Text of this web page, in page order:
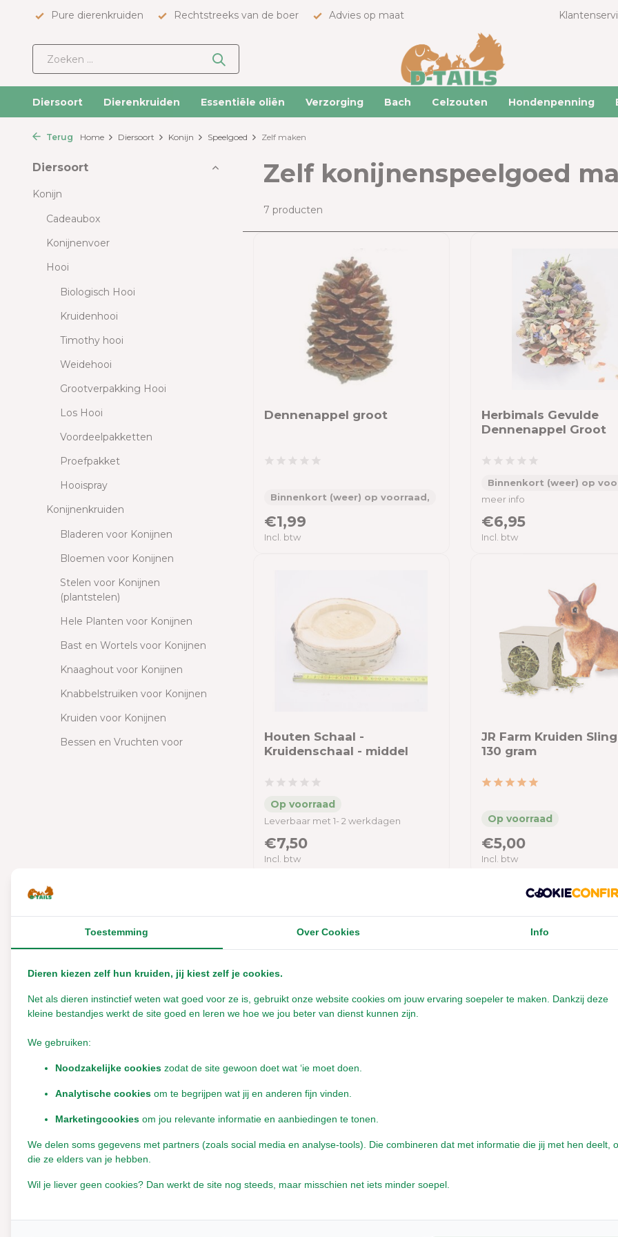
Pure dierenkruiden Rechtstreeks van de boer Advies op maat
Diersoort Dierenkruiden Essentiële oliën Verzorging Bach Celzouten Hondenpenning
Terug Home Diersoort Konijn Speelgoed Zelf maken
Diersoort
Konijn
Cadeaubox
Konijnenvoer
Hooi
Biologisch Hooi
Kruidenhooi
Timothy hooi
Weidehooi
Grootverpakking Hooi
Los Hooi
Voordeelpakketten
Proefpakket
Hooispray
Konijnenkruiden
Bladeren voor Konijnen
Bloemen voor Konijnen
Stelen voor Konijnen
(plantstelen)
Hele Planten voor Konijnen
Bast en Wortels voor Konijnen
Knaaghout voor Konijnen
Knabbelstruiken voor Konijnen
Kruiden voor Konijnen
Bessen en Vruchten voor
Kruidenpakketten voor Konijnen
Verse (levende) Planten voor
Fijngesneden Kruiden voor
Konijnentuin (Zaden)
Graszaad voor Konijnen
Kruidenzaden voor Konijnen
Bloemenzaden voor Konijnen
Konijnen Snoepjes
Knaaghout konijn
Zelf konijnenspeelgoed
7 producten
Dennenappel groot
Binnenkort (weer) op voorraad,
€1,99
Incl. btw
Herbimals Gevulde
Dennenappel Groot
Binnenkort (weer) op
meer info
€6,95
Incl. btw
Houten Schaal -
Kruidenschaal - middel
Leverbaar met 1- 2 werkdagen
€7,50
Incl. btw
JR Farm Kruiden
130 gram
€5,00
Incl. btw
Groot
Leverbaar met 1- 2 werkdagen
Incl. btw
Toestemming Over Cookies Info
Dieren kiezen zelf hun kruiden, jij kiest zelf je cookies.
Net als dieren instinctief weten wat goed voor ze is, gebruikt onze website cookies om jouw ervaring soepeler te maken. Dankzij deze
kleine bestandjes werkt de site goed en leren we hoe we jou beter van dienst kunnen zijn.
We gebruiken:
Noodzakelijke cookies zodat de site gewoon doet wat ‘ie moet doen.
Analytische cookies om te begrijpen wat jij en anderen fijn vinden.
Marketingcookies om jou relevante informatie en aanbiedingen te tonen.
We delen soms gegevens met partners (zoals social media en analyse-tools). Die combineren dat met informatie die jij met hen deelt,
die ze elders van je hebben.
Wil je liever geen cookies? Dan werkt de site nog steeds, maar misschien net iets minder soepel.